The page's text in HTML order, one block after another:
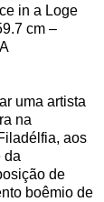
in a Loge
cm –
uma artista
na
aos
da
de
boêmio de